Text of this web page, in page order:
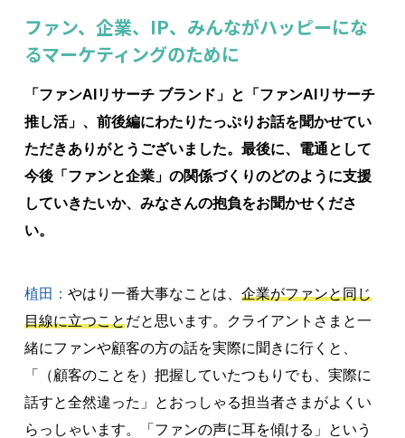
ファン、企業、IP、みんながハッピーにな
るマーケティングのために
「ファンAIリサーチ ブランド」と「ファンAIリサーチ
推し活」、前後編にわたりたっぷりお話を聞かせてい
ただきありがとうございました。最後に、電通として
今後「ファンと企業」の関係づくりのどのように支援
していきたいか、みなさんの抱負をお聞かせくださ
い。
植田： やはり一番大事なことは、 企業がファンと同じ
目線に立つことだと思います。クライアントさまと一
緒にファンや顧客の方の話を実際に聞きに行くと、
「（顧客のことを）把握していたつもりでも、実際に
話すと全然違った」とおっしゃる担当者さまがよくい
らっしゃいます。「ファンの声に耳を傾ける」という